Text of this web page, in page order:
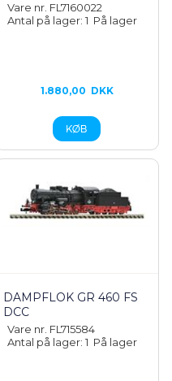
Vare nr. FL7160022
Antal på lager: 1 På lager
1.880,00 DKK
DAMPFLOK GR 460 FS
DCC
Vare nr. FL715584
Antal på lager: 1 På lager